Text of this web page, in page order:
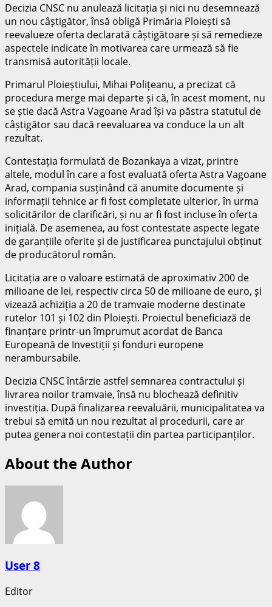
Decizia CNSC nu anulează licitația și nici nu desemnează
un nou câștigător, însă obligă Primăria Ploiești să
reevalueze oferta declarată câștigătoare și să remedieze
aspectele indicate în motivarea care urmează să fie
transmisă autorității locale.
Primarul Ploieștiului, Mihai Polițeanu, a precizat că
procedura merge mai departe și că, în acest moment, nu
se știe dacă Astra Vagoane Arad își va păstra statutul de
câștigător sau dacă reevaluarea va conduce la un alt
rezultat.
Contestația formulată de Bozankaya a vizat, printre
altele, modul în care a fost evaluată oferta Astra Vagoane
Arad, compania susținând că anumite documente și
informații tehnice ar fi fost completate ulterior, în urma
solicitărilor de clarificări, și nu ar fi fost incluse în oferta
inițială. De asemenea, au fost contestate aspecte legate
de garanțiile oferite și de justificarea punctajului obținut
de producătorul român.
Licitația are o valoare estimată de aproximativ 200 de
milioane de lei, respectiv circa 50 de milioane de euro, și
vizează achiziția a 20 de tramvaie moderne destinate
rutelor 101 și 102 din Ploiești. Proiectul beneficiază de
finanțare printr-un împrumut acordat de Banca
Europeană de Investiții și fonduri europene
nerambursabile.
Decizia CNSC întârzie astfel semnarea contractului și
livrarea noilor tramvaie, însă nu blochează definitiv
investiția. După finalizarea reevaluării, municipalitatea va
trebui să emită un nou rezultat al procedurii, care ar
putea genera noi contestații din partea participanților.
About the Author
User 8
Editor